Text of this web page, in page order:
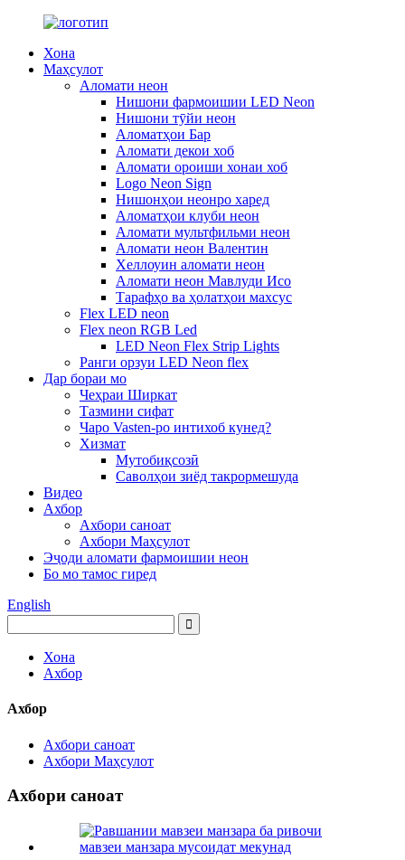
Хона
Маҳсулот
Аломати неон
Нишони фармоишии LED Neon
Нишони тӯйи неон
Аломатҳои Бар
Аломати декои хоб
Аломати ороиши хонаи хоб
Logo Neon Sign
Нишонҳои неонро харед
Аломатҳои клуби неон
Аломати мультфильми неон
Аломати неон Валентин
Хеллоуин аломати неон
Аломати неон Мавлуди Исо
Тарафҳо ва ҳолатҳои махсус
Flex LED neon
Flex neon RGB Led
LED Neon Flex Strip Lights
Ранги орзуи LED Neon flex
Дар бораи мо
Чеҳраи Ширкат
Тазмини сифат
Чаро Vasten-ро интихоб кунед?
Хизмат
Мутобиқсозӣ
Саволҳои зиёд такрормешуда
Видео
Ахбор
Ахбори саноат
Ахбори Маҳсулот
Эҷоди аломати фармоишии неон
Бо мо тамос гиред
English
Хона
Ахбор
Ахбор
Ахбори саноат
Ахбори Маҳсулот
Ахбори саноат